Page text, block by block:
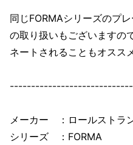
同じFORMAシリーズのプ
の取り扱いもございますの
ネートされることもオスス
メーカー ：ロールストラ
シリーズ ：FORMA